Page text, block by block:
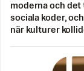
moderna och det
sociala koder,
när kulturer